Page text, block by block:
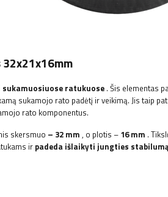
ratukuose . Šis elementas
sukamojo rato padėtį ir veikimą. Jis taip
rato komponentus.
skersmuo – 32 mm , o plotis – 16 mm .
ir padeda išlaikyti jungties